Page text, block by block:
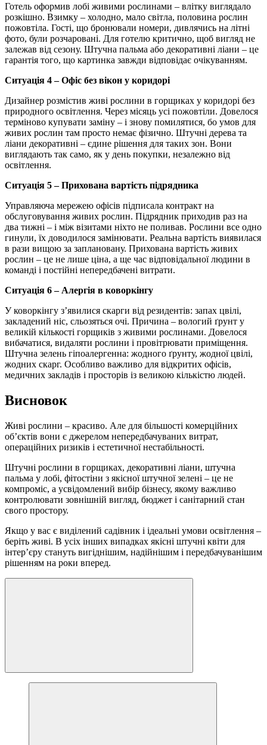
Готель оформив лобі живими рослинами – влітку виглядало
розкішно. Взимку – холодно, мало світла, половина рослин
пожовтіла. Гості, що бронювали номери, дивлячись на літні
фото, були розчаровані. Для готелю критично, щоб вигляд не
залежав від сезону. Штучна пальма або декоративні ліани – це
гарантія того, що картинка завжди відповідає очікуванням.
Ситуація 4 – Офіс без вікон у коридорі
Дизайнер розмістив живі рослини в горщиках у коридорі без
природного освітлення. Через місяць усі пожовтіли. Довелося
терміново купувати заміну – і знову помилятися, бо умов для
живих рослин там просто немає фізично. Штучні дерева та
ліани декоративні – єдине рішення для таких зон. Вони
виглядають так само, як у день покупки, незалежно від
освітлення.
Ситуація 5 – Прихована вартість підрядника
Управляюча мережею офісів підписала контракт на
обслуговування живих рослин. Підрядник приходив раз на
два тижні – і між візитами ніхто не поливав. Рослини все одно
гинули, їх доводилося замінювати. Реальна вартість виявилася
в рази вищою за заплановану. Прихована вартість живих
рослин – це не лише ціна, а ще час відповідальної людини в
команді і постійні непередбачені витрати.
Ситуація 6 – Алергія в коворкінгу
У коворкінгу з’явилися скарги від резидентів: запах цвілі,
закладений ніс, сльозяться очі. Причина – вологий ґрунт у
великій кількості горщиків з живими рослинами. Довелося
вибачатися, видаляти рослини і провітрювати приміщення.
Штучна зелень гіпоалергенна: жодного ґрунту, жодної цвілі,
жодних скарг. Особливо важливо для відкритих офісів,
медичних закладів і просторів із великою кількістю людей.
Висновок
Живі рослини – красиво. Але для більшості комерційних
об’єктів вони є джерелом непередбачуваних витрат,
операційних ризиків і естетичної нестабільності.
Штучні рослини в горщиках, декоративні ліани, штучна
пальма у лобі, фітостіни з якісної штучної зелені – це не
компроміс, а усвідомлений вибір бізнесу, якому важливо
контролювати зовнішній вигляд, бюджет і санітарний стан
свого простору.
Якщо у вас є виділений садівник і ідеальні умови освітлення –
беріть живі. В усіх інших випадках якісні штучні квіти для
інтер’єру стануть вигіднішим, надійнішим і передбачуванішим
рішенням на роки вперед.